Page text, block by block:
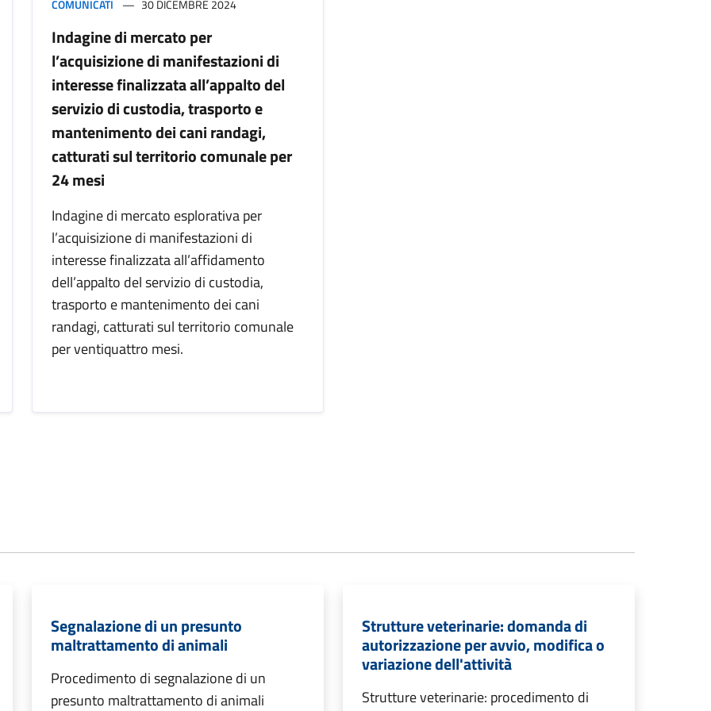
COMUNICATI 30 DICEMBRE 2024
Indagine di mercato per
l’acquisizione di manifestazioni di
interesse finalizzata all’appalto del
servizio di custodia, trasporto e
mantenimento dei cani randagi,
catturati sul territorio comunale per
24 mesi
Indagine di mercato esplorativa per
l’acquisizione di manifestazioni di
interesse finalizzata all’affidamento
dell’appalto del servizio di custodia,
trasporto e mantenimento dei cani
randagi, catturati sul territorio comunale
per ventiquattro mesi.
Segnalazione di un presunto
maltrattamento di animali
Procedimento di segnalazione di un
presunto maltrattamento di animali
Strutture veterinarie: domanda di
autorizzazione per avvio, modifica o
variazione dell'attività
Strutture veterinarie: procedimento di